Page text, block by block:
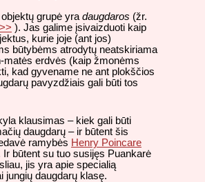
grupė yradaugdaros (žr.
). Jas galime įsivaizduoti kaip
kurie joje (ant jos)
būtybėms atrodytų neatskiriama
matės erdvės (kaip žmonėms
kad gyvename ne ant plokščios
pavyzdžiais gali būti tos
klausimas – kiek gali būti
daugdarų – ir būtent šis
ramybės Henry Poincare
Ir būtent su tuo susijęs Puankarė
jis yra apie specialią
jungių daugdarų klasę.